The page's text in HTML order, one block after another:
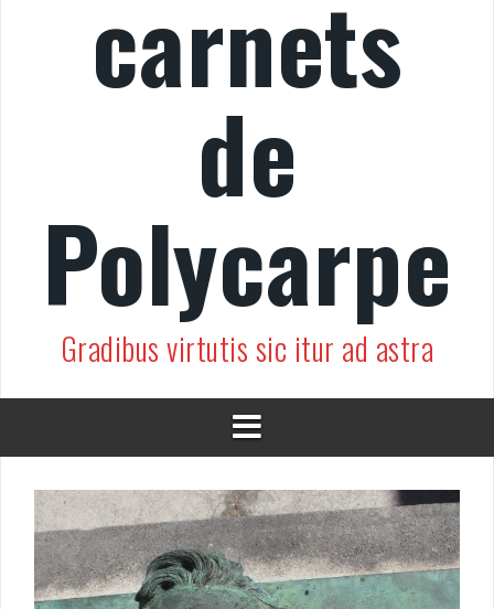
carnets
de
Polycarpe
Gradibus virtutis sic itur ad astra